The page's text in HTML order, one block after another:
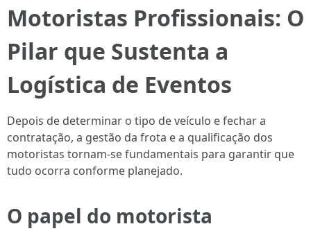
Motoristas Profissionais: O
Pilar que Sustenta a
Logística de Eventos
Depois de determinar o tipo de veículo e fechar a
contratação, a gestão da frota e a qualificação dos
motoristas tornam-se fundamentais para garantir que
tudo ocorra conforme planejado.
O papel do motorista